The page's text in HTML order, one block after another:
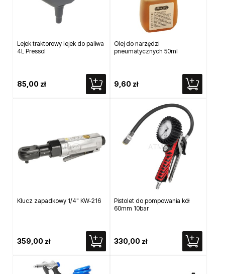
Lejek traktorowy lejek do paliwa
4L Pressol
85,00 zł
Olej do narzędzi
pneumatycznych 50ml
9,60 zł
Klucz zapadkowy 1/4" KW-216
359,00 zł
Pistolet do pompowania kół
60mm 10bar
330,00 zł